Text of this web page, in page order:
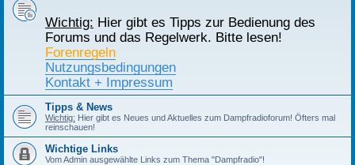
Wichtig: Hier gibt es Tipps zur Bedienung des
Forums und das Regelwerk. Bitte lesen!
Forenregeln
Nutzungsbedingungen
Kontakt + Impressum
Tipps & News
Wichtig: Hier gibt es Neues und Aktuelles zum Dampfradioforum! Öfters mal
reinschauen!
Wichtige Links
Vom Admin ausgewählte Links zum Thema "Dampfradio"!